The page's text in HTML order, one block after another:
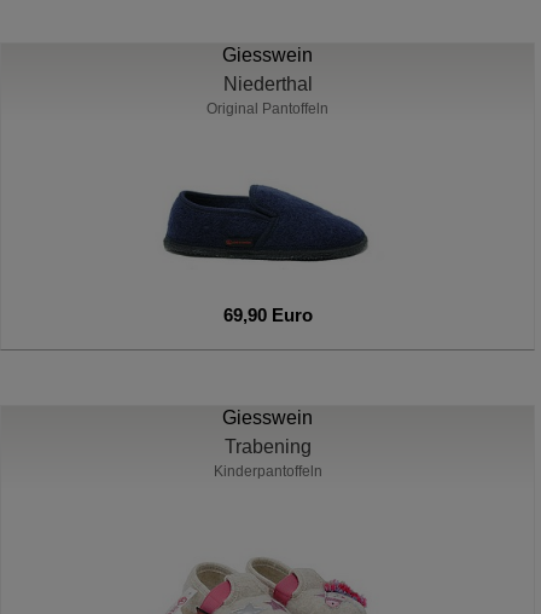
Giesswein
Niederthal
Original Pantoffeln
69,90 Euro
Giesswein
Trabening
Kinderpantoffeln